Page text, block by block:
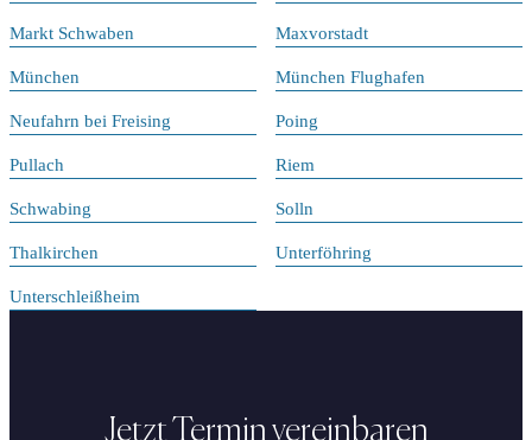
Markt Schwaben Maxvorstadt
München München Flughafen
Neufahrn bei Freising Poing
Pullach Riem
Schwabing Solln
Thalkirchen Unterföhring
Unterschleißheim
Jetzt Termin vereinbaren